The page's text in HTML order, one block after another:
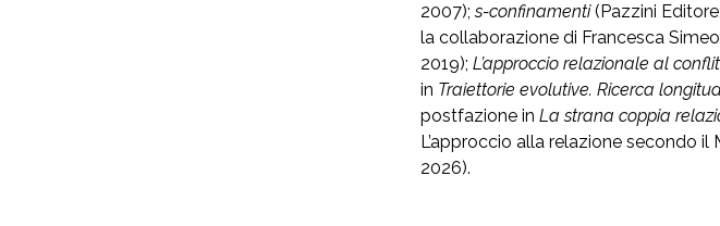
2007);s-confinamenti(Pazzini
la collaborazione di Francesca
2019); L’approccio relazionale al
in Traiettorie evolutive. Ricerca
postfazione in La strana coppia
L’approccio alla relazione secondo il
2026).